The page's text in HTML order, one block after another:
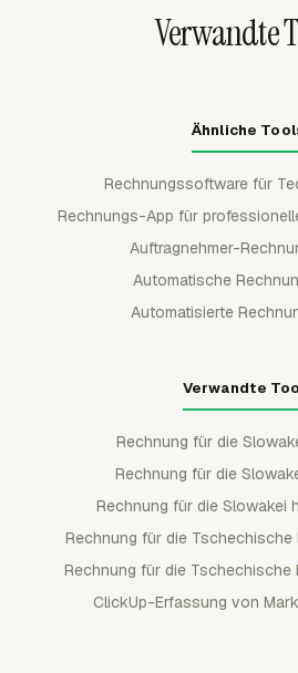
Kundenarbeit abrechnen kann,
Verwandte
Ähnliche
Rechnungssoftware für
Rechnungs-App für
Auftragnehmer-
Automatische
Automatisierte
Verwandte
Rechnung für die
Rechnung für die
Rechnung für die Slowakei
Rechnung für die Tschechische
Rechnung für die Tschechische
ClickUp-Erfassung von